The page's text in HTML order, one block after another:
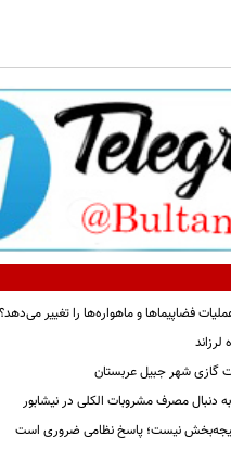
فضاپیماها و ماهواره‌ها را تغییر می‌دهد؟
لرزاند
گازی شهر جبیل عربستان
نیست؛ پاسخ نظامی ضروری است